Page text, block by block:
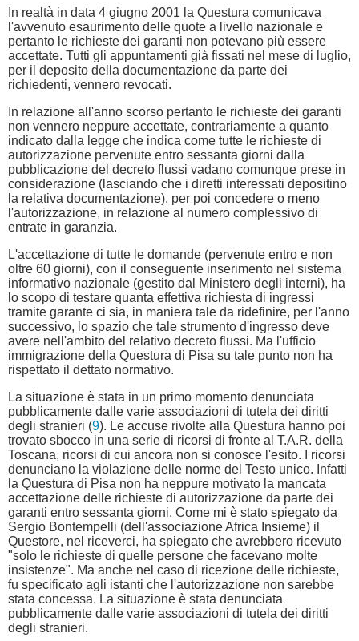
In realtà in data 4 giugno 2001 la Questura comunicava
l'avvenuto esaurimento delle quote a livello nazionale e
pertanto le richieste dei garanti non potevano più essere
accettate. Tutti gli appuntamenti già fissati nel mese di luglio,
per il deposito della documentazione da parte dei
richiedenti, vennero revocati.
In relazione all'anno scorso pertanto le richieste dei garanti
non vennero neppure accettate, contrariamente a quanto
indicato dalla legge che indica come tutte le richieste di
autorizzazione pervenute entro sessanta giorni dalla
pubblicazione del decreto flussi vadano comunque prese in
considerazione (lasciando che i diretti interessati depositino
la relativa documentazione), per poi concedere o meno
l'autorizzazione, in relazione al numero complessivo di
entrate in garanzia.
L'accettazione di tutte le domande (pervenute entro e non
oltre 60 giorni), con il conseguente inserimento nel sistema
informativo nazionale (gestito dal Ministero degli interni), ha
lo scopo di testare quanta effettiva richiesta di ingressi
tramite garante ci sia, in maniera tale da ridefinire, per l'anno
successivo, lo spazio che tale strumento d'ingresso deve
avere nell'ambito del relativo decreto flussi. Ma l'ufficio
immigrazione della Questura di Pisa su tale punto non ha
rispettato il dettato normativo.
La situazione è stata in un primo momento denunciata
pubblicamente dalle varie associazioni di tutela dei diritti
degli stranieri (9). Le accuse rivolte alla Questura hanno poi
trovato sbocco in una serie di ricorsi di fronte al T.A.R. della
Toscana, ricorsi di cui ancora non si conosce l'esito. I ricorsi
denunciano la violazione delle norme del Testo unico. Infatti
la Questura di Pisa non ha neppure motivato la mancata
accettazione delle richieste di autorizzazione da parte dei
garanti entro sessanta giorni. Come mi è stato spiegato da
Sergio Bontempelli (dell'associazione Africa Insieme) il
Questore, nel riceverci, ha spiegato che avrebbero ricevuto
"solo le richieste di quelle persone che facevano molte
insistenze". Ma anche nel caso di ricezione delle richieste,
fu specificato agli istanti che l'autorizzazione non sarebbe
stata concessa. La situazione è stata denunciata
pubblicamente dalle varie associazioni di tutela dei diritti
degli stranieri.